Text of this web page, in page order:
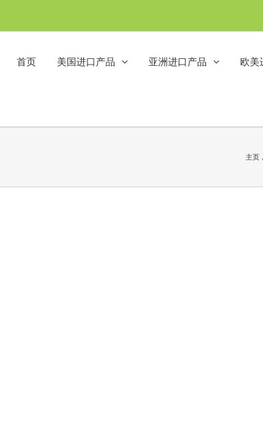
首页 美国进口产品 亚洲进口产品 欧美
主页